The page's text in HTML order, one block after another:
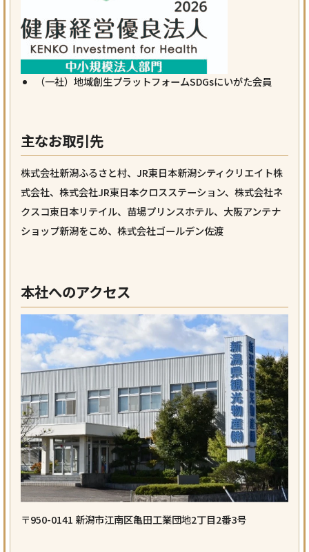
（一社）地域創生プラットフォームSDGsにいがた会員
主なお取引先
株式会社新潟ふるさと村、JR東日本新潟シティクリエイト株
式会社、株式会社JR東日本クロスステーション、株式会社ネ
クスコ東日本リテイル、苗場プリンスホテル、大阪アンテナ
ショップ新潟をこめ、株式会社ゴールデン佐渡
本社へのアクセス
〒950-0141 新潟市江南区亀田工業団地2丁目2番3号